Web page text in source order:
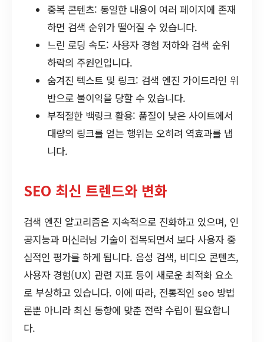
중복 콘텐츠: 동일한 내용이 여러 페이지에 존재
하면 검색 순위가 떨어질 수 있습니다.
느린 로딩 속도: 사용자 경험 저하와 검색 순위
하락의 주원인입니다.
숨겨진 텍스트 및 링크: 검색 엔진 가이드라인 위
반으로 불이익을 당할 수 있습니다.
부적절한 백링크 활용: 품질이 낮은 사이트에서
대량의 링크를 얻는 행위는 오히려 역효과를 냅
니다.
SEO 최신 트렌드와 변화
검색 엔진 알고리즘은 지속적으로 진화하고 있으며, 인
공지능과 머신러닝 기술이 접목되면서 보다 사용자 중
심적인 평가를 하게 됩니다. 음성 검색, 비디오 콘텐츠,
사용자 경험(UX) 관련 지표 등이 새로운 최적화 요소
로 부상하고 있습니다. 이에 따라, 전통적인 seo 방법
론뿐 아니라 최신 동향에 맞춘 전략 수립이 필요합니
다.